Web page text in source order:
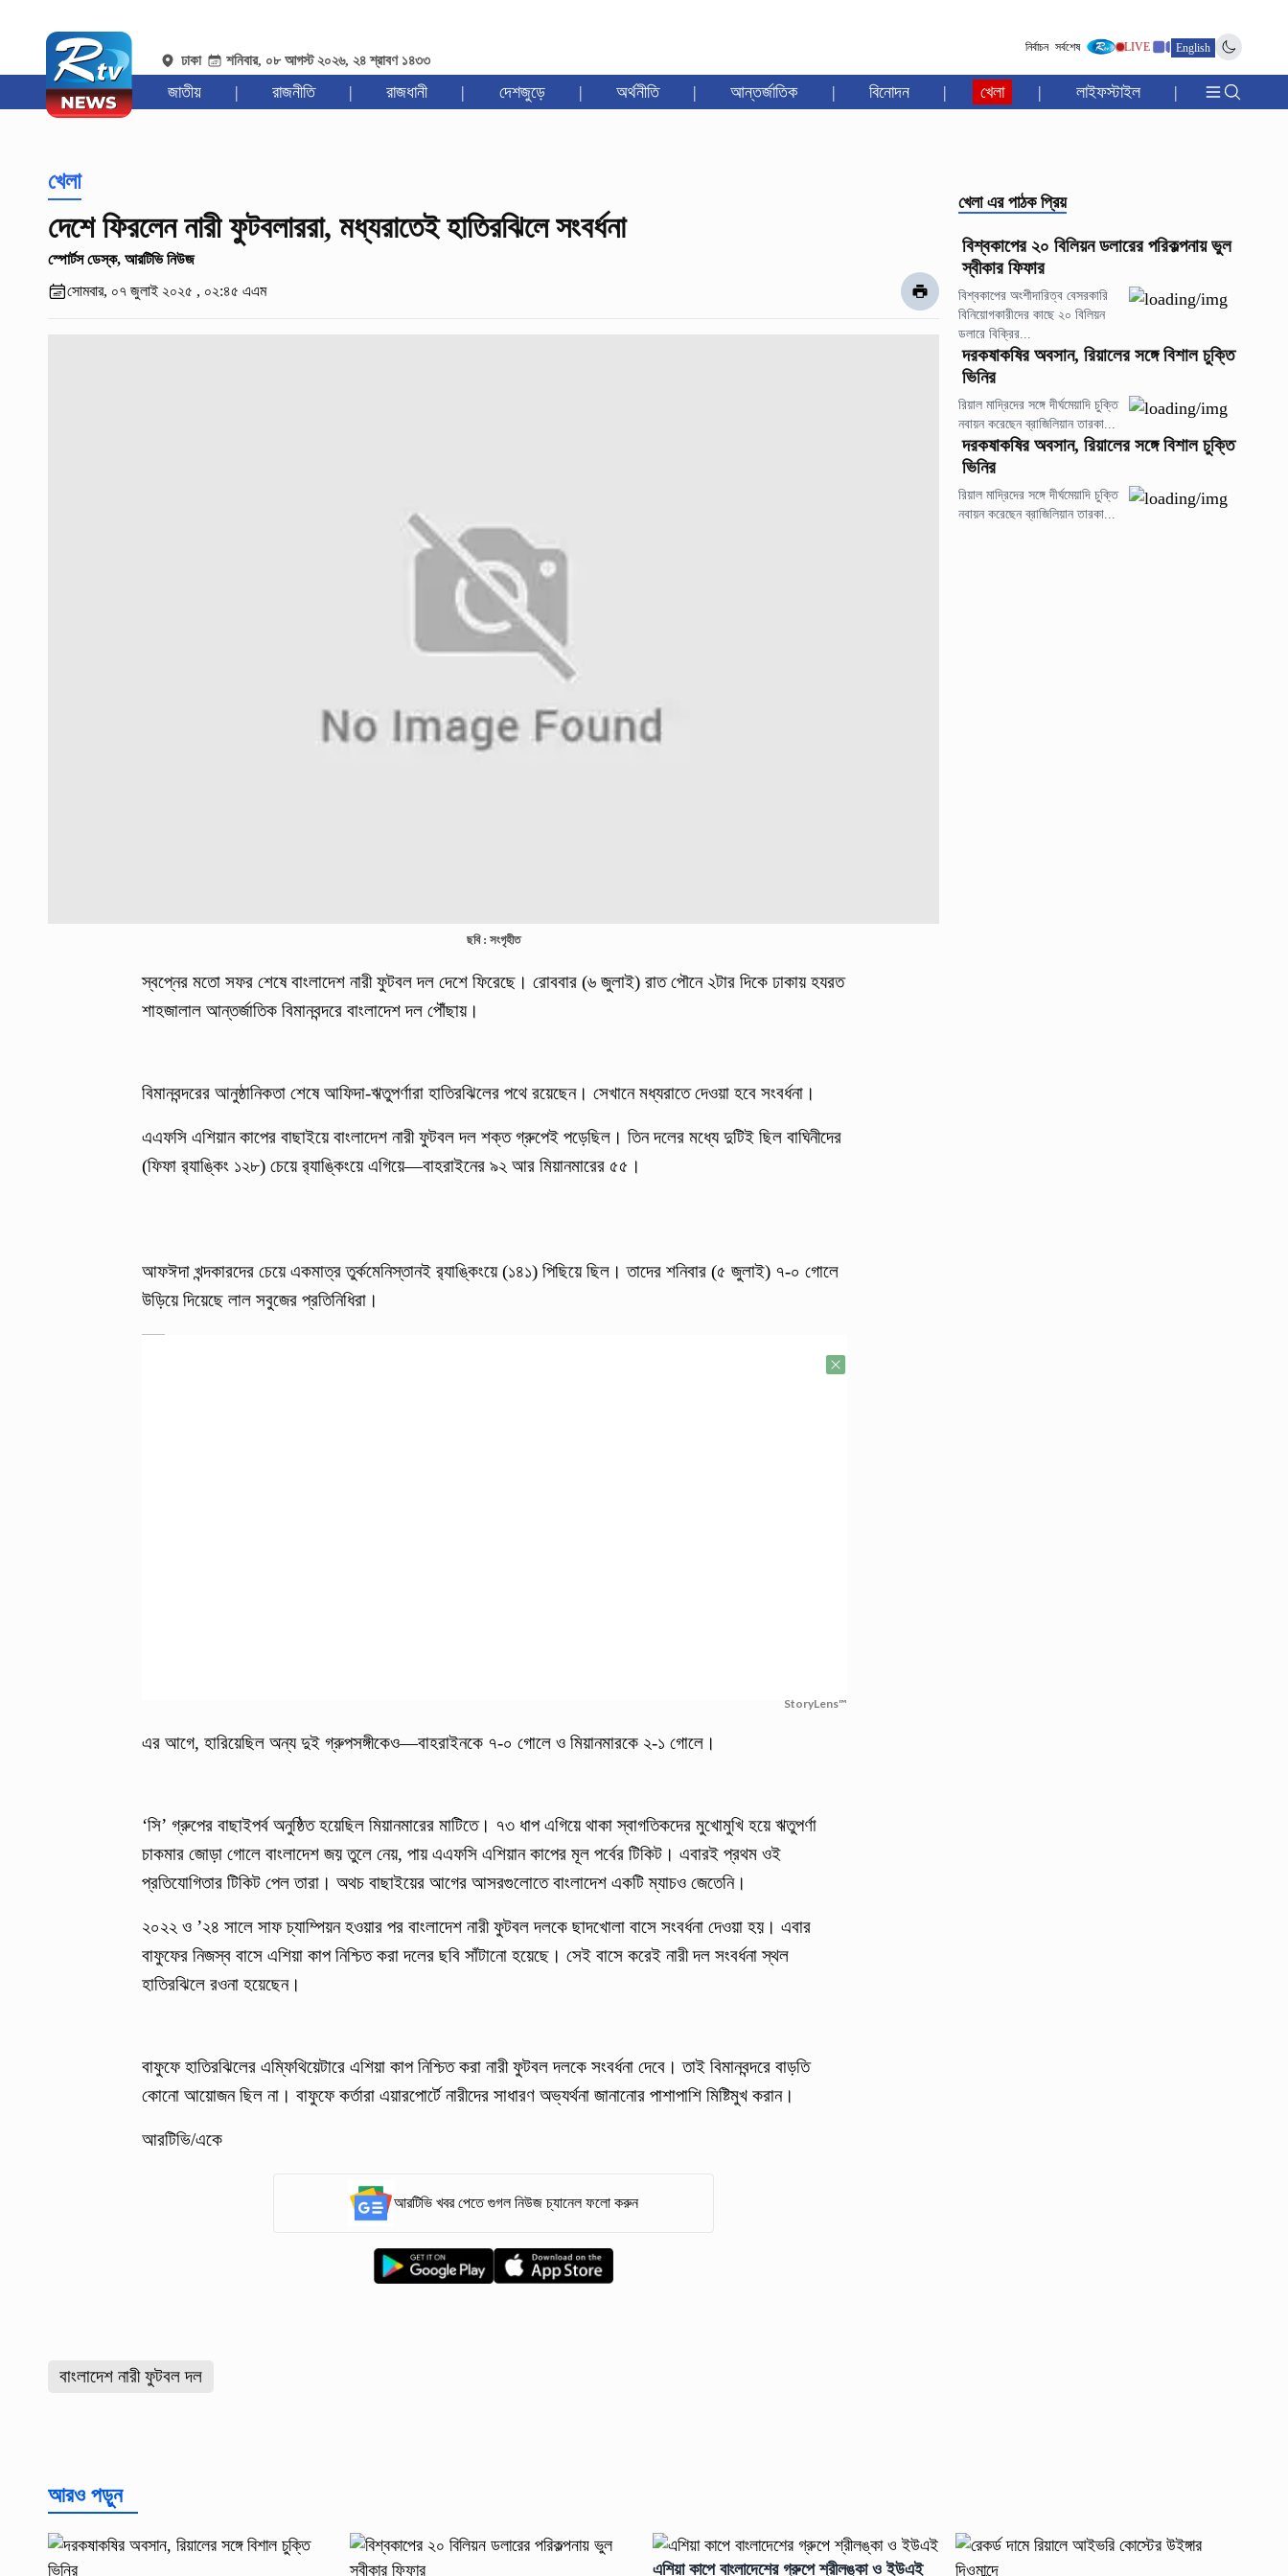
ঢাকা শনিবার, ০৮ আগস্ট ২০২৬, ২৪ শ্রাবণ ১৪৩৩
নির্বাচন সর্বশেষ LIVE English
জাতীয় | রাজনীতি | রাজধানী | দেশজুড়ে | অর্থনীতি | আন্তর্জাতিক | বিনোদন | খেলা | লাইফস্টাইল |
খেলা
দেশে ফিরলেন নারী ফুটবলাররা, মধ্যরাতেই হাতিরঝিলে সংবর্ধনা
স্পোর্টস ডেস্ক, আরটিভি নিউজ
সোমবার, ০৭ জুলাই ২০২৫ , ০২:৪৫ এএম
ছবি : সংগৃহীত
স্বপ্নের মতো সফর শেষে বাংলাদেশ নারী ফুটবল দল দেশে ফিরেছে। রোববার (৬ জুলাই) রাত পৌনে ২টার দিকে ঢাকায় হযরত
শাহজালাল আন্তর্জাতিক বিমানবন্দরে বাংলাদেশ দল পৌঁছায়।
বিমানবন্দরের আনুষ্ঠানিকতা শেষে আফিদা-ঋতুপর্ণারা হাতিরঝিলের পথে রয়েছেন। সেখানে মধ্যরাতে দেওয়া হবে সংবর্ধনা।
এএফসি এশিয়ান কাপের বাছাইয়ে বাংলাদেশ নারী ফুটবল দল শক্ত গ্রুপেই পড়েছিল। তিন দলের মধ্যে দুটিই ছিল বাঘিনীদের
(ফিফা র‌্যাঙ্কিং ১২৮) চেয়ে র‌্যাঙ্কিংয়ে এগিয়ে—বাহরাইনের ৯২ আর মিয়ানমারের ৫৫।
আফঈদা খন্দকারদের চেয়ে একমাত্র তুর্কমেনিস্তানই র‌্যাঙ্কিংয়ে (১৪১) পিছিয়ে ছিল। তাদের শনিবার (৫ জুলাই) ৭-০ গোলে
উড়িয়ে দিয়েছে লাল সবুজের প্রতিনিধিরা।
StoryLens™
এর আগে, হারিয়েছিল অন্য দুই গ্রুপসঙ্গীকেও—বাহরাইনকে ৭-০ গোলে ও মিয়ানমারকে ২-১ গোলে।
‘সি’ গ্রুপের বাছাইপর্ব অনুষ্ঠিত হয়েছিল মিয়ানমারের মাটিতে। ৭৩ ধাপ এগিয়ে থাকা স্বাগতিকদের মুখোমুখি হয়ে ঋতুপর্ণা
চাকমার জোড়া গোলে বাংলাদেশ জয় তুলে নেয়, পায় এএফসি এশিয়ান কাপের মূল পর্বের টিকিট। এবারই প্রথম ওই
প্রতিযোগিতার টিকিট পেল তারা। অথচ বাছাইয়ের আগের আসরগুলোতে বাংলাদেশ একটি ম্যাচও জেতেনি।
২০২২ ও ’২৪ সালে সাফ চ্যাম্পিয়ন হওয়ার পর বাংলাদেশ নারী ফুটবল দলকে ছাদখোলা বাসে সংবর্ধনা দেওয়া হয়। এবার
বাফুফের নিজস্ব বাসে এশিয়া কাপ নিশ্চিত করা দলের ছবি সাঁটানো হয়েছে। সেই বাসে করেই নারী দল সংবর্ধনা স্থল
হাতিরঝিলে রওনা হয়েছেন।
বাফুফে হাতিরঝিলের এম্ফিথিয়েটারে এশিয়া কাপ নিশ্চিত করা নারী ফুটবল দলকে সংবর্ধনা দেবে। তাই বিমানবন্দরে বাড়তি
কোনো আয়োজন ছিল না। বাফুফে কর্তারা এয়ারপোর্টে নারীদের সাধারণ অভ্যর্থনা জানানোর পাশাপাশি মিষ্টিমুখ করান।
আরটিভি/একে
আরটিভি খবর পেতে গুগল নিউজ চ্যানেল ফলো করুন
বাংলাদেশ নারী ফুটবল দল
খেলা এর পাঠক প্রিয়
বিশ্বকাপের ২০ বিলিয়ন ডলারের পরিকল্পনায় ভুল
স্বীকার ফিফার
বিশ্বকাপের অংশীদারিত্ব বেসরকারি
বিনিয়োগকারীদের কাছে ২০ বিলিয়ন
ডলারে বিক্রির...
দরকষাকষির অবসান, রিয়ালের সঙ্গে বিশাল চুক্তি
ভিনির
রিয়াল মাদ্রিদের সঙ্গে দীর্ঘমেয়াদি চুক্তি
নবায়ন করেছেন ব্রাজিলিয়ান তারকা...
দরকষাকষির অবসান, রিয়ালের সঙ্গে বিশাল চুক্তি
ভিনির
রিয়াল মাদ্রিদের সঙ্গে দীর্ঘমেয়াদি চুক্তি
নবায়ন করেছেন ব্রাজিলিয়ান তারকা...
আরও পড়ুন
এশিয়া কাপে বাংলাদেশের গ্রুপে শ্রীলঙ্কা ও ইউএই